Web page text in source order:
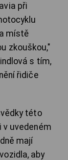
při
místě
zkouškou,"
s tím,
řidiče
této
v uvedeném
mají
aby